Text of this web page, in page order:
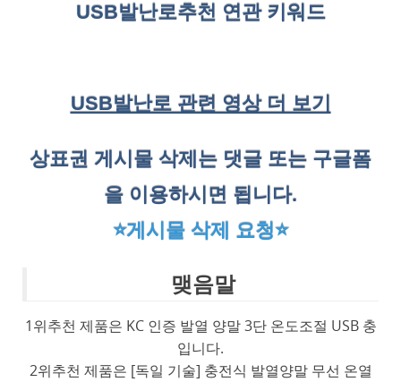
USB발난로추천 연관 키워드
USB발난로 관련 영상 더 보기
상표권 게시물 삭제는 댓글 또는 구글폼
을 이용하시면 됩니다.
⭐게시물 삭제 요청⭐
맺음말
1위추천 제품은 KC 인증 발열 양말 3단 온도조절 USB 충
입니다.
2위추천 제품은 [독일 기술] 충전식 발열양말 무선 온열